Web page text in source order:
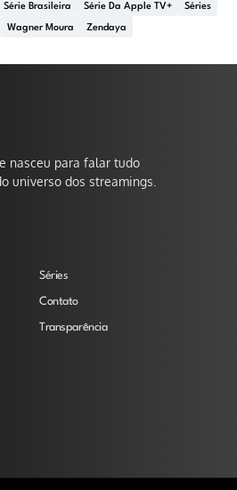
Série Brasileira Série Da Apple TV+ Séries
Wagner Moura Zendaya
nasceu para falar tudo
universo dos streamings.
Séries
Contato
Transparência